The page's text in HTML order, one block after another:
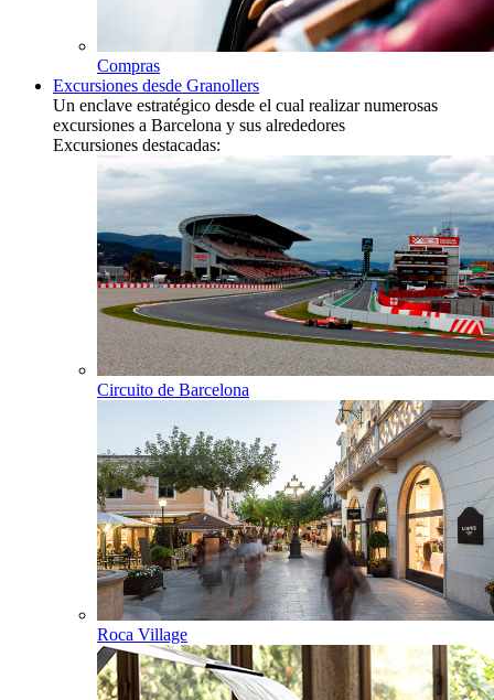
Compras
Excursiones desde Granollers
Un enclave estratégico desde el cual realizar numerosas
excursiones a Barcelona y sus alrededores
Excursiones destacadas:
Circuito de Barcelona
Roca Village